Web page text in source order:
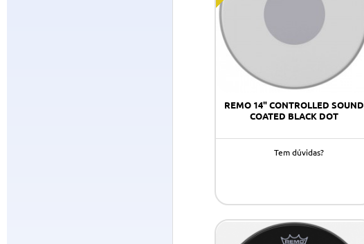
REMO 14" CONTROLLED SOUND
COATED BLACK DOT
Tem dúvidas?